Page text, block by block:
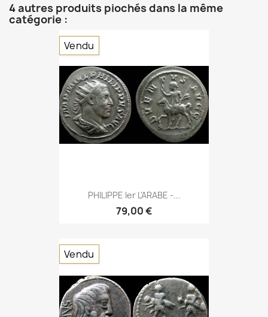
4 autres produits piochés dans la même
catégorie :
PHILIPPE Ier L'ARABE -...
79,00 €
Vendu
Vendu